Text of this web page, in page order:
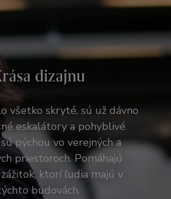
dizajnu
všetko skryté, sú už dávno
eskalátory a pohyblivé
pýchou vo verejných a
priestoroch. Pomáhajú
ktorí ľudia majú v
budovách.